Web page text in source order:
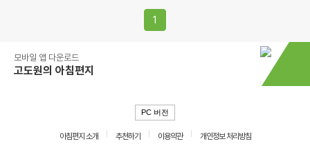
1
모바일 앱 다운로드
고도원의 아침편지
PC 버전
아침편지 소개 추천하기 이용약관
개인정보 처리방침